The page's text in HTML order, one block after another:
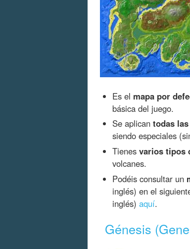
Es el mapa por
básica del juego.
Se aplican todas
siendo especiales
Tienes varios tipos
volcanes.
Podéis consultar un
inglés) en el
inglés) aquí.
Génesis